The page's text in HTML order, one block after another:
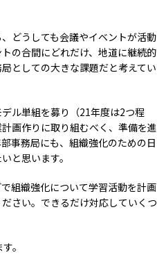
どうしても会議やイベントが活動
の合間にどれだけ、地道に継続的
としての大きな課題だと考えてい
ル単組を募り（21年度は2つ程
画作りに取り組むべく、準備を進
事務局にも、組織強化のための日
と思います。
組織強化について学習活動を計画
さい。できるだけ対応していくつ
。